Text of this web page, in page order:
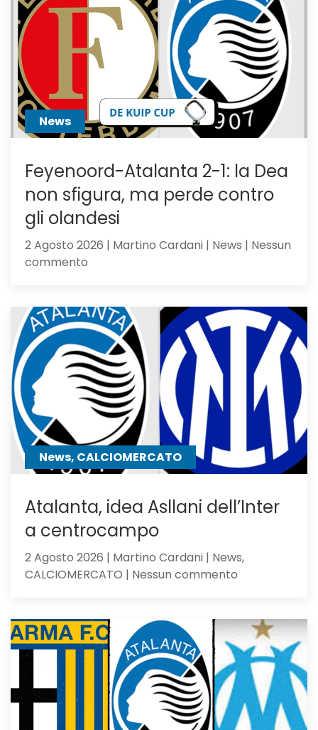
News
Feyenoord-Atalanta 2-1: la Dea
non sfigura, ma perde contro
gli olandesi
2 Agosto 2026 | Martino Cardani | News | Nessun
commento
2-
1:
la
Dea
non
sfigura,
ma
perde
contro
gli
News, CALCIOMERCATO
Atalanta, idea Asllani dell’Inter
a centrocampo
2 Agosto 2026 | Martino Cardani | News,
CALCIOMERCATO | Nessun commento
Asllani
dell’Inter
a
centrocampo